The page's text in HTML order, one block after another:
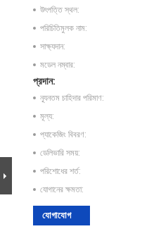
উৎপত্তি স্থল:
পরিচিতিমুলক নাম:
সাক্ষ্যদান:
মডেল নম্বার:
প্রদান:
ন্যূনতম চাহিদার পরিমাণ:
মূল্য:
প্যাকেজিং বিবরণ:
ডেলিভারি সময়:
পরিশোধের শর্ত:
যোগানের ক্ষমতা:
যোগাযোগ